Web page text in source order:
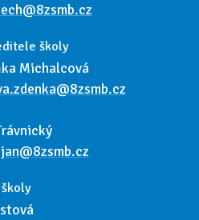
školy
Michalcová